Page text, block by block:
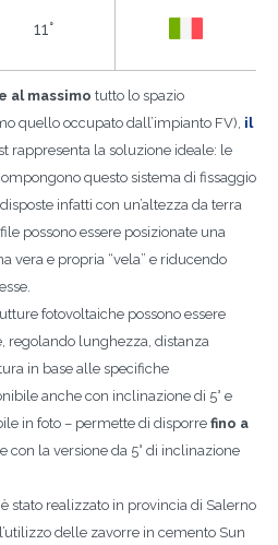
11°
al massimo tutto lo spazio
quello occupato dall’impianto FV), il
rappresenta la soluzione ideale: le
questo sistema di fissaggio
infatti con un’altezza da terra
possono essere posizionate una
vera e propria “vela” e riducendo
fotovoltaiche possono essere
regolando lunghezza, distanza
in base alle specifiche
anche con inclinazione di 5° e
in foto – permette di disporre fino a
con la versione da 5° di inclinazione
è stato realizzato in provincia di Salerno
delle zavorre in cemento Sun